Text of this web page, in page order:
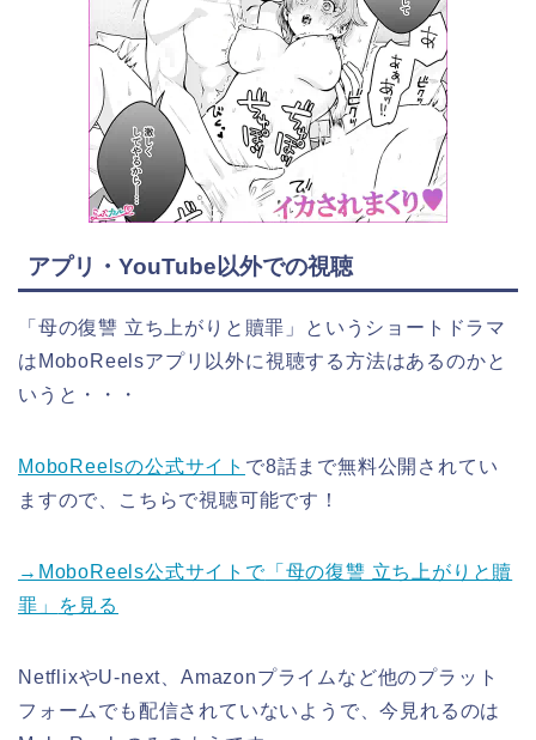
アプリ・YouTube以外での視聴
「母の復讐 立ち上がりと贖罪」
というショートドラマ
はMoboReelsアプリ以外に視聴する方法はあるのかと
いうと・・・
MoboReelsの公式サイト で8話まで無料公開されてい
ますので、こちらで視聴可能です！
→MoboReels公式サイトで「母の復讐 立ち上がりと贖
罪」
を見る
NetflixやU-next、Amazonプライムなど他のプラット
フォームでも配信されていないようで、今見れるのは